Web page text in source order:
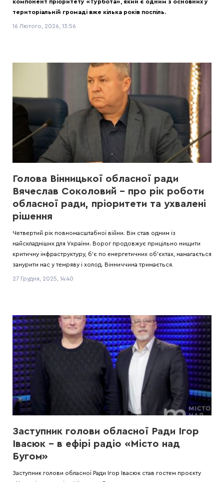
компонент пріоритету «Турбота», який є одним з основних у
територіальній громаді вже кілька років поспіль.
16 Лютого, 2026, 13:56
Голова Вінницької обласної ради
Вячеслав Соколовий – про рік роботи
обласної ради, пріоритети та ухвалені
рішення
Четвертий рік повномасштабної війни. Він став одним із
найскладніших для України. Ворог продовжує прицільно нищити
критичну інфраструктуру, б’є по енергетичних об’єктах, намагається
занурити нас у темряву і холод. Вінниччина тримається.
27 Грудня, 2025, 14:40
Заступник голови обласної Ради Ігор
Івасюк – в ефірі радіо «Місто над
Бугом»
Заступник голови обласної Ради Ігор Івасюк став гостем проєкту